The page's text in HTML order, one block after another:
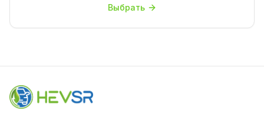
Выбрать